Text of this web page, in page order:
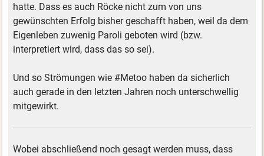
hatte. Dass es auch Röcke nicht zum von uns
gewünschten Erfolg bisher geschafft haben, weil da dem
Eigenleben zuwenig Paroli geboten wird (bzw.
interpretiert wird, dass das so sei).
Und so Strömungen wie #Metoo haben da sicherlich
auch gerade in den letzten Jahren noch unterschwellig
mitgewirkt.
Wobei abschließend noch gesagt werden muss, dass